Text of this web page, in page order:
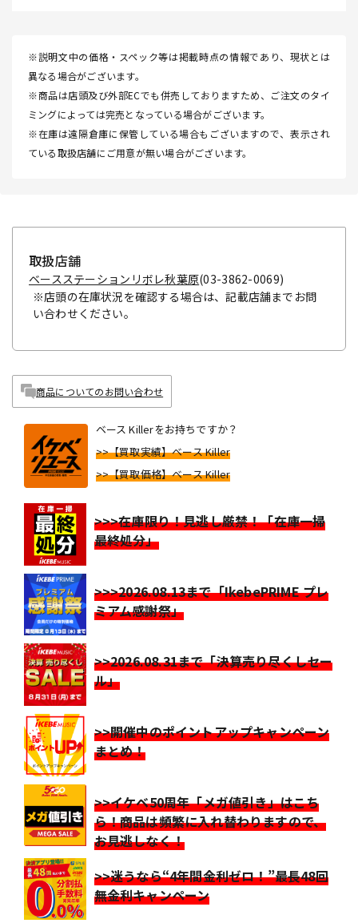
※説明文中の価格・スペック等は掲載時点の情報であり、現状とは
異なる場合がございます。
※商品は店頭及び外部ECでも併売しておりますため、ご注文のタイ
ミングによっては完売となっている場合がございます。
※在庫は遠隔倉庫に保管している場合もございますので、表示され
ている取扱店舗にご用意が無い場合がございます。
取扱店舗
ベースステーションリボレ秋葉原(03-3862-0069)
※店頭の在庫状況を確認する場合は、記載店舗までお問
い合わせください。
商品についてのお問い合わせ
ベース Killerをお持ちですか？
>>【買取実績】ベース Killer
>>【買取価格】ベース Killer
>>>在庫限り！見逃し厳禁！「在庫一掃
最終処分」
>>>2026.08.13まで「IkebePRIME プレ
ミアム感謝祭」
>>2026.08.31まで「決算売り尽くしセー
ル」
>>開催中のポイントアップキャンペーン
まとめ！
>>イケベ50周年「メガ値引き」はこち
ら！商品は頻繁に入れ替わりますので、
お見逃しなく！
>>迷うなら“4年間金利ゼロ！”最長48回
無金利キャンペーン